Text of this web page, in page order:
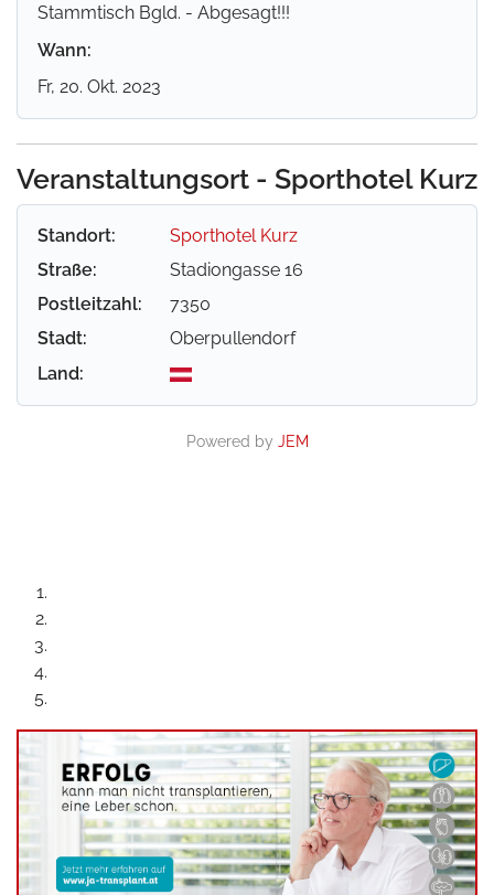
Stammtisch Bgld. - Abgesagt!!!
Wann:
Fr, 20. Okt. 2023
Veranstaltungsort - Sporthotel Kurz
Standort:
Sporthotel Kurz
Straße:
Stadiongasse 16
Postleitzahl:
7350
Stadt:
Oberpullendorf
Land:
Powered by JEM